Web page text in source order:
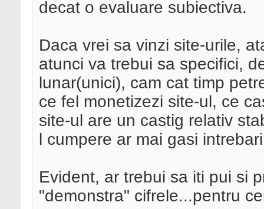
decat o evaluare subiectiva.
Daca vrei sa vinzi site-urile,
atunci va trebui sa specifici,
lunar(unici), cam cat timp
ce fel monetizezi site-ul, ce
site-ul are un castig relativ
l cumpere ar mai gasi
Evident, ar trebui sa iti pui si
"demonstra" cifrele...pentru